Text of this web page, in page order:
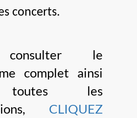
concerts.
le
complet ainsi
les
CLIQUEZ